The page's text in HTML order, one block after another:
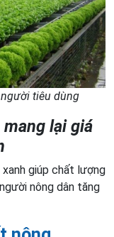
tiêu dùng
lại giá
xanh giúp chất lượng
nông dân tăng